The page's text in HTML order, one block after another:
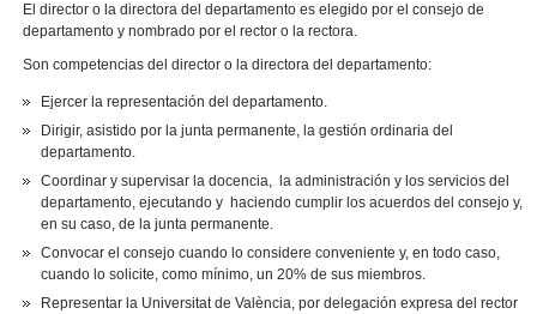
El director o la directora del departamento es elegido por el consejo de
departamento y nombrado por el rector o la rectora.
Son competencias del director o la directora del departamento:
Ejercer la representación del departamento.
Dirigir, asistido por la junta permanente, la gestión ordinaria del
departamento.
Coordinar y supervisar la docencia, la administración y los servicios del
departamento, ejecutando y haciendo cumplir los acuerdos del consejo y,
en su caso, de la junta permanente.
Convocar el consejo cuando lo considere conveniente y, en todo caso,
cuando lo solicite, como mínimo, un 20% de sus miembros.
Representar la Universitat de València, por delegación expresa del rector